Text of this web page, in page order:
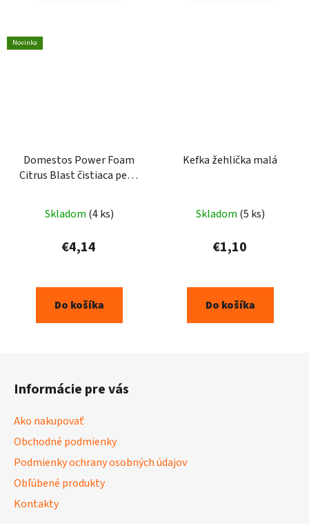
Novinka
Domestos Power Foam
Citrus Blast čistiaca pena
Skladom (4 ks)
€4,14
Do košíka
Kefka žehlička malá
Skladom (5 ks)
€1,10
Do košíka
Informácie pre vás
Ako nakupovať
Obchodné podmienky
Podmienky ochrany osobných údajov
Obľúbené produkty
Kontakty